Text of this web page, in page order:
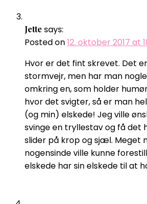
Jette says:
Posted on12. oktober 2017 at
Hvor er det fint skrevet. Det
stormvejr, men har man
omkring en, som holder
hvor det svigter, så er man
(og min) elskede! Jeg ville
svinge en tryllestav og få det
slider på krop og sjæl. Meget
nogensinde ville kunne
elskede har sin elskede til at